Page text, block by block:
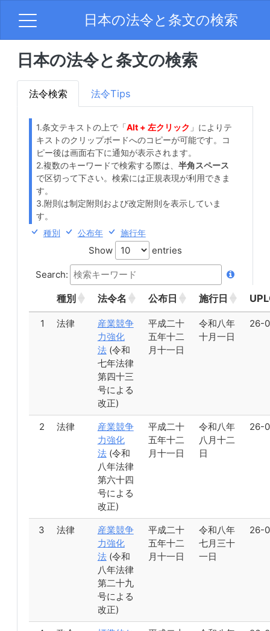
日本の法令と条文の検索
日本の法令と条文の検索
法令検索 法令Tips
1.条文テキストの上で「Alt + 左クリック 」によりテ
キストのクリップボードへのコピーが可能です。コ
ピー後は画面右下に通知が表示されます。
2.複数のキーワードで検索する際は、 半角スペース
で区切って下さい。検索には正規表現が利用できま
す。
3.附則は制定附則および改定附則を表示していま
す。
種別
公布年 施行年
Show entries
Search:
種別 法令名 公布日 施行日
1 法律
産業競争
力強化
法(令和
七年法律
第四十三
号による
改正)
平成二十
五年十二
月十一日
令和八年
十月一日
26-
2 法律
産業競争
力強化
法(令和
八年法律
第六十四
号による
改正)
平成二十
五年十二
月十一日
令和八年
八月十二
日
26-
3 法律
産業競争
力強化
法(令和
八年法律
第二十九
号による
改正)
平成二十
五年十二
月十一日
令和八年
七月三十
一日
26-